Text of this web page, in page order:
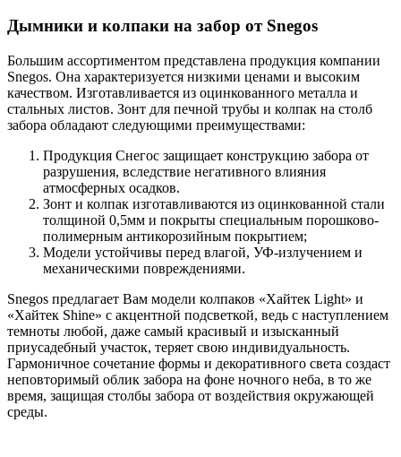
Дымники и колпаки на забор от Snegos
Большим ассортиментом представлена продукция компании
Snegos. Она характеризуется низкими ценами и высоким
качеством. Изготавливается из оцинкованного металла и
стальных листов. Зонт для печной трубы и колпак на столб
забора обладают следующими преимуществами:
Продукция Снегос защищает конструкцию забора от
разрушения, вследствие негативного влияния
атмосферных осадков.
Зонт и колпак изготавливаются из оцинкованной стали
толщиной 0,5мм и покрыты специальным порошково-
полимерным антикорозийным покрытием;
Модели устойчивы перед влагой, УФ-излучением и
механическими повреждениями.
Snegos предлагает Вам модели колпаков «Хайтек Light» и
«Хайтек Shine» с акцентной подсветкой, ведь с наступлением
темноты любой, даже самый красивый и изысканный
приусадебный участок, теряет свою индивидуальность.
Гармоничное сочетание формы и декоративного света создаст
неповторимый облик забора на фоне ночного неба, в то же
время, защищая столбы забора от воздействия окружающей
среды.